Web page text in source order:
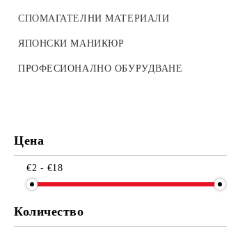
СТИКЕРИ ND SLIDER
LAK STIKERS
СПОМАГАТЕЛНИ МАТЕРИАЛИ
ЯПОНСКИ МАНИКЮР
ПРОФЕСИОНАЛНО ОБУРУДВАНЕ
Цена
€2 - €18
Количество